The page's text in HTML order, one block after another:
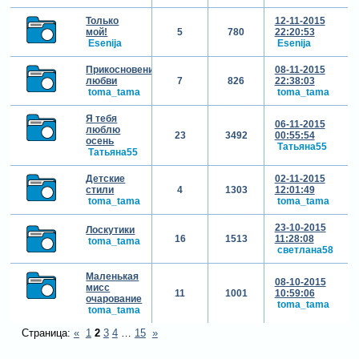
Только
мой!
Esenija
5 780
12-11-2015
22:20:53
Esenija
Прикосновения
любви
toma_tama
7 826
08-11-2015
22:38:03
toma_tama
Я тебя
люблю
осень
Татьяна55
23 3492
06-11-2015
00:55:54
Татьяна55
Детские
стили
toma_tama
4 1303
02-11-2015
12:01:49
toma_tama
Лоскутики
toma_tama
16 1513
23-10-2015
11:28:08
светлана58
Маленькая
мисс
очарование
toma_tama
11 1001
08-10-2015
10:59:06
toma_tama
Страница: « 1 2 3 4 … 15 »